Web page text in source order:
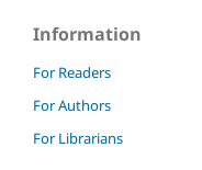
Information
For Readers
For Authors
For Librarians